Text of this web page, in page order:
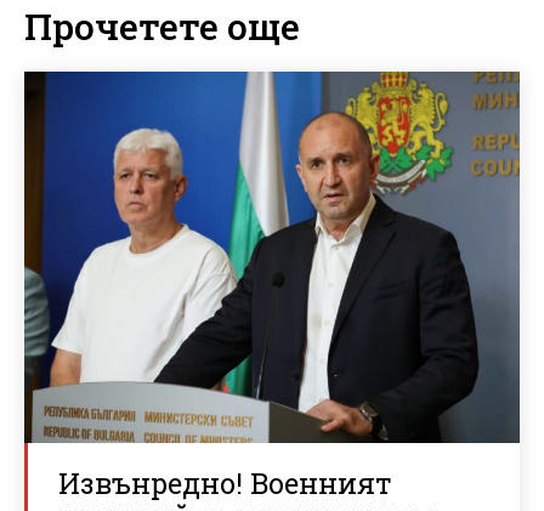
Прочетете още
Извънредно! Военният